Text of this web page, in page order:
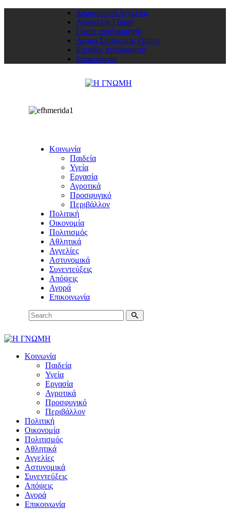
Δημοσιεύση Αγγελίας
Αναγγελία Γάμου
Γίνετε συνδρομητής
Αγορά Συνδρομής Online
Είσοδος συνδρομητή
Επικοινωνία
Κοινωνία
Παιδεία
Υγεία
Εργασία
Αγροτικά
Προσφυγικό
Περιβάλλον
Πολιτική
Οικονομία
Πολιτισμός
Αθλητικά
Αγγελίες
Αστυνομικά
Συνεντεύξεις
Απόψεις
Αγορά
Επικοινωνία
Κοινωνία
Παιδεία
Υγεία
Εργασία
Αγροτικά
Προσφυγικό
Περιβάλλον
Πολιτική
Οικονομία
Πολιτισμός
Αθλητικά
Αγγελίες
Αστυνομικά
Συνεντεύξεις
Απόψεις
Αγορά
Επικοινωνία